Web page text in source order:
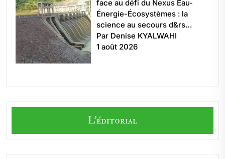
face au défi du Nexus Eau-
Énergie-Écosystèmes : la
science au secours d&rs…
Par Denise KYALWAHI
1 août 2026
L'éditorial